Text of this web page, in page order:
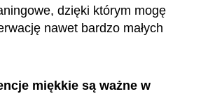
dzięki którym mogę
nawet bardzo małych
miękkie są ważne w